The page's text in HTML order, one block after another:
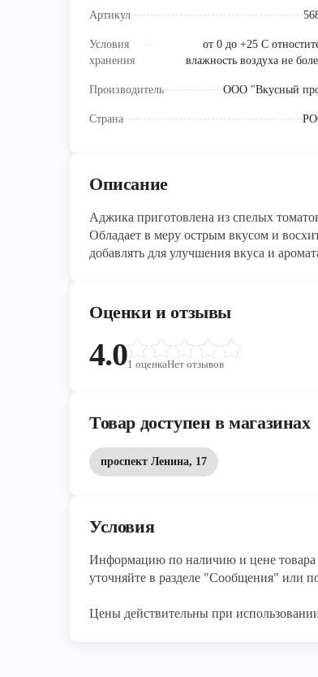
Артикул
Условия
хранения
от 0 до +25 С
влажность воздуха не
Производитель ООО "Вкусный
Страна
Описание
Аджика приготовлена из спелых
Обладает в меру острым вкусом и
добавлять для улучшения вкуса и
Оценки и отзывы
4.01 оценкаНет отзывов
Товар доступен в магазинах
проспект Ленина, 17
Условия
Информацию по наличию и цене товара
уточняйте в разделе "Сообщения" или
Цены действительны при